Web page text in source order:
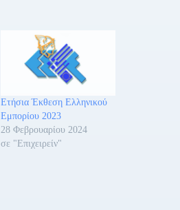
Ετήσια Έκθεση Ελληνικού
Εμπορίου 2023
28 Φεβρουαρίου 2024
σε "Επιχειρείν"